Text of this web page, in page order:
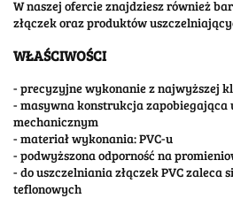
W naszej ofercie znajdziesz również
złączek oraz produktów
WŁAŚCIWOŚCI
- precyzyjne wykonanie z najwyższej
- masywna konstrukcja zapobiegająca
mechanicznym
- materiał wykonania: PVC-u
- podwyższona odporność na
- do uszczelniania złączek PVC zaleca
teflonowych